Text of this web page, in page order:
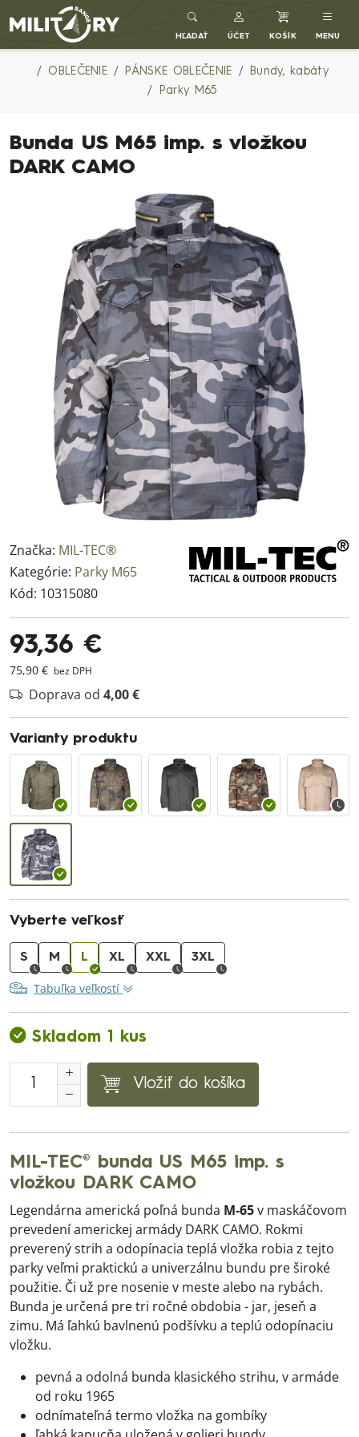
Army shop MILITARY RANGE SK
HĽADAŤ ÚČET KOŠÍK MENU
OBLEČENIE PÁNSKE OBLEČENIE
Bundy, kabáty
Parky M65
Bunda US M65 imp. s vložkou
DARK CAMO
Značka: MIL-TEC®
Kategórie: Parky M65
Kód: 10315080
93,36 €
75,90 € bez DPH
Doprava od 4,00 €
Varianty produktu
Vyberte veľkosť
S M L XL XXL 3XL
Tabuľka veľkostí
Skladom 1 kus
Vložiť do košíka
MIL-TEC® bunda US M65 imp. s
vložkou DARK CAMO
Legendárna americká poľná bunda M-65v maskáčovom
prevedení americkej armády DARK CAMO. Rokmi
preverený strih a odopínacia teplá vložka robia z tejto
parky veľmi praktickú a univerzálnu bundu pre široké
použitie. Či už pre nosenie v meste alebo na rybách.
Bunda je určená pre tri ročné obdobia - jar, jeseň a
zimu. Má ľahkú bavlnenú podšívku a teplú odopínaciu
vložku.
pevná a odolná bunda klasického strihu, v armáde
od roku 1965
odnímateľná termo vložka na gombíky